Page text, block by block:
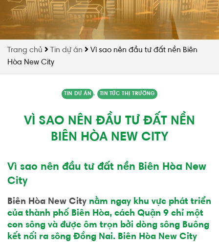
Trang chủ Tin dự án
Vì sao nên đầu tư đất nền Biên
Hòa New City
TIN DỰ ÁN , TIN TỨC THỊ TRƯỜNG
VÌ SAO NÊN ĐẦU TƯ ĐẤT NỀN
BIÊN HÒA NEW CITY
Vì sao nên đầu tư đất nền Biên Hòa New
City
Biên Hòa New City nằm ngay khu vực phát triển
của thành phố Biên Hòa, cách Quận 9 chỉ một
con sông và được ôm trọn bởi dòng sông Buông
kết nối ra sông Đồng Nai. Biên Hòa New City